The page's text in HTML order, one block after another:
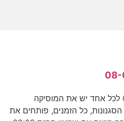
שבת ישראלית 06:00 - 08:08 לכל אחד יש את המוסיקה
כל הזמנים, פותחים את